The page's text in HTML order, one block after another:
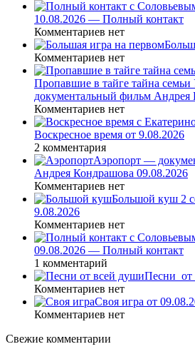
10.08.2026 — Полный контакт
Комментариев нет
Комментариев нет
Пропавшие в тайге тайна
документальный фильм Андрея
Комментариев нет
Воскресное время от 9.08.2026
2 комментария
Аэропорт —
Андрея Кондрашова 09.08.2026
Комментариев нет
Большой куш 2
9.08.2026
Комментариев нет
09.08.2026 — Полный контакт
1 комментарий
Песни_от
Комментариев нет
Своя игра от
Комментариев нет
Свежие комментарии